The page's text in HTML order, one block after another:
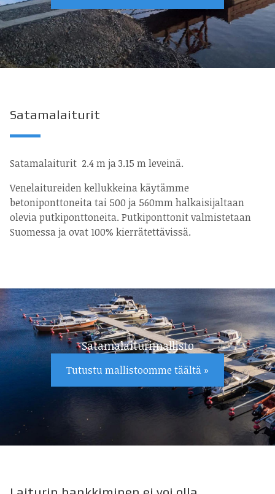
Satamalaiturit
Satamalaiturit 2.4 m ja 3.15 m leveinä.
Venelaitureiden kellukkeina käytämme
betoniponttoneita tai 500 ja 560mm halkaisijaltaan
olevia putkiponttoneita. Putkiponttonit valmistetaan
Suomessa ja ovat 100% kierrätettävissä.
Satamalaiturimallisto
Tutustu mallistoomme täältä »